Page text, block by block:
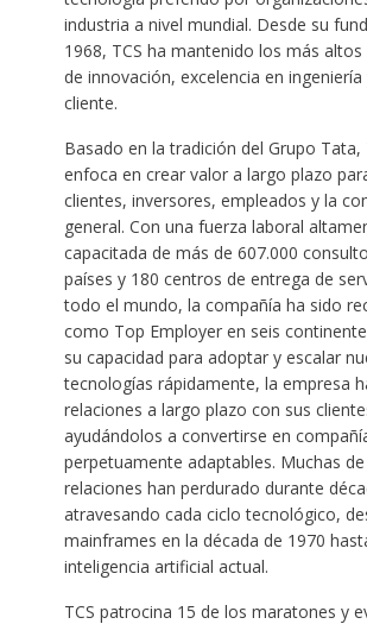
industria a nivel mundial. Desde su
1968, TCS ha mantenido los más
de innovación, excelencia en
cliente.
Basado en la tradición del Grupo Tata,
enfoca en crear valor a largo plazo
clientes, inversores, empleados y la
general. Con una fuerza laboral
capacitada de más de 607.000
países y 180 centros de entrega de
todo el mundo, la compañía ha sido
como Top Employer en seis
su capacidad para adoptar y escalar
tecnologías rápidamente, la empresa
relaciones a largo plazo con sus
ayudándolos a convertirse en
perpetuamente adaptables. Muchas
relaciones han perdurado durante
atravesando cada ciclo tecnológico,
mainframes en la década de 1970
inteligencia artificial actual.
TCS patrocina 15 de los maratones y